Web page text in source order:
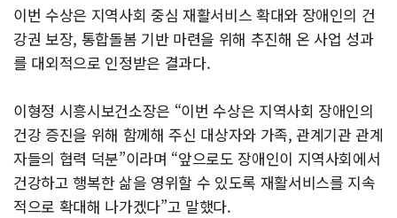
이번 수상은 지역사회 중심 재활서비스 확대와 장애인의 건
강권 보장, 통합돌봄 기반 마련을 위해 추진해 온 사업 성과
를 대외적으로 인정받은 결과다.
이형정 시흥시보건소장은 “이번 수상은 지역사회 장애인의
건강 증진을 위해 함께해 주신 대상자와 가족, 관계기관 관계
자들의 협력 덕분”이라며 “앞으로도 장애인이 지역사회에서
건강하고 행복한 삶을 영위할 수 있도록 재활서비스를 지속
적으로 확대해 나가겠다”고 말했다.